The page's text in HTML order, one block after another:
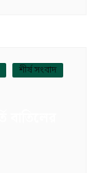
শীর্ষ সংবাদ